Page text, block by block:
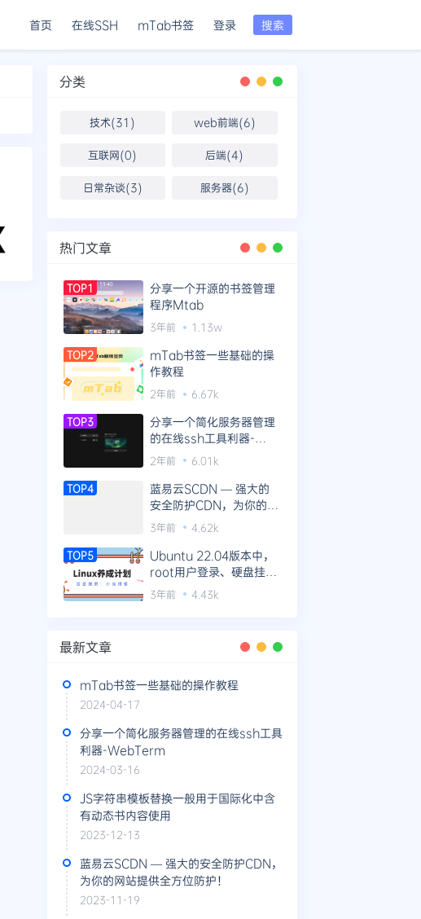
搜索
首页 在线SSH mTab书签 登录
分类
技术(31) web前端(6)
后端(4)
互联网(0)
服务器(6)
日常杂谈(3)
热门文章
TOP1
分享一个开源的书签管理
程序Mtab
3年前 1.13w
TOP2
mTab书签一些基础的操
作教程
2年前 6.67k
TOP3
分享一个简化服务器管理
的在线ssh工具利器-
WebTerm
2年前 6.01k
TOP4
蓝易云SCDN — 强大的
安全防护CDN，为你的网
站提供全方位防护！
3年前 4.62k
TOP5
Ubuntu 22.04版本中，
root用户登录、硬盘挂载
等新机器操作指南
3年前 4.43k
最新文章
mTab书签一些基础的操作教程
2024-04-17
分享一个简化服务器管理的在线ssh工具
利器-WebTerm
2024-03-16
JS字符串模板替换一般用于国际化中含
有动态书内容使用
2023-12-13
蓝易云SCDN — 强大的安全防护CDN，
为你的网站提供全方位防护！
2023-11-19